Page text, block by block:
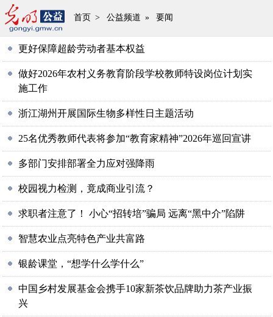
首页 > 公益频道 » 要闻
更好保障超龄劳动者基本权益
做好2026年农村义务教育阶段学校教师特设岗位计划实
施工作
浙江湖州开展国际生物多样性日主题活动
25名优秀教师代表将参加“教育家精神”2026年巡回宣讲
多部门安排部署全力应对强降雨
校园视力检测，竟成商业引流？
求职者注意了！ 小心“招转培”骗局 远离“黑中介”陷阱
智慧农业点亮特色产业共富路
银龄课堂，“想学什么学什么”
中国乡村发展基金会携手10家新茶饮品牌助力茶产业振
兴